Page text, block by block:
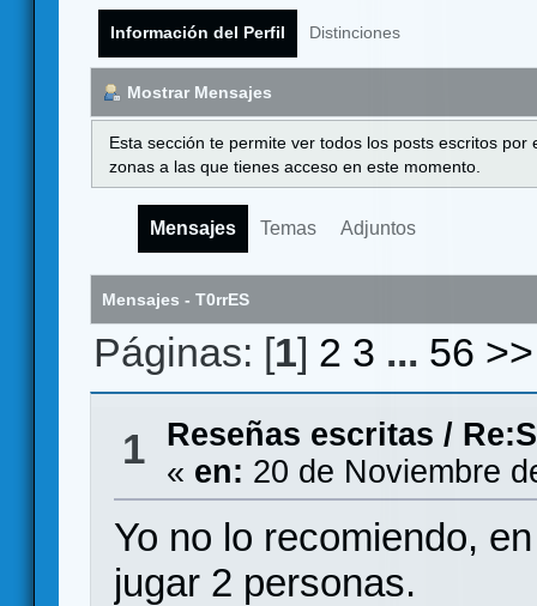
Información del Perfil Distinciones
Mostrar Mensajes
Esta sección te permite ver todos los posts escritos
zonas a las que tienes acceso en este momento.
Mensajes Temas Adjuntos
Mensajes - T0rrES
Páginas: [1] 2 3 ... 56 >>
1 Reseñas escritas /
« en: 20 de Noviembre
Yo no lo recomiendo,
jugar 2 personas.